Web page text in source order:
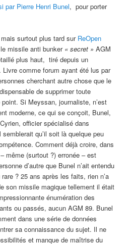
par Pierre Henri Bunel, pour porter
surtout plus tard sur ReOpen
missile anti bunker «secret » AGM
plus haut, tiré depuis un
Livre comme forum ayant été lus par
cherchant autre chose que le
de supprimer toute
Si Meyssan, journaliste, n’est
moderne, ce qui se conçoit, Bunel,
officier spécialisé dans
qu’il soit là quelque peu
Comment déjà croire, dans
même (surtout ?) erronée – est
d’autre que Bunel n’ait entendu
? 25 ans après les faits, rien n’a
son missile magique tellement il était
énumération des
ou passés, aucun AGM 89. Bunel
dans une série de données
sa connaissance du sujet. Il ne
et manque de maîtrise du